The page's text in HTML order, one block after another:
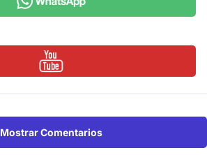
Mostrar Comentarios